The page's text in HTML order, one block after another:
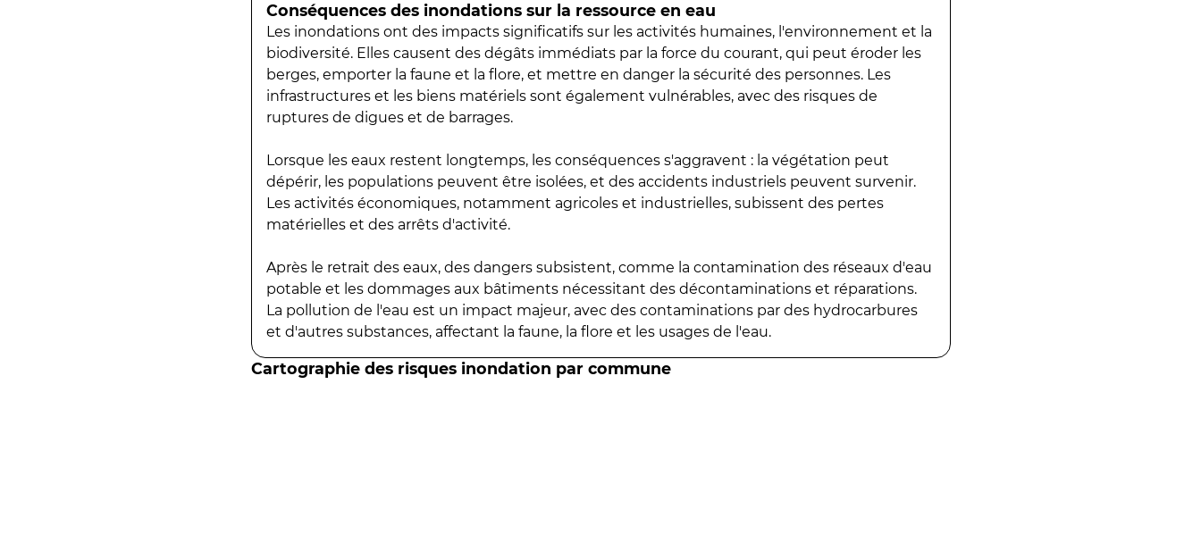
Conséquences des inondations sur la ressource en eau
Les inondations ont des impacts significatifs sur les activités humaines, l'environnement et la
biodiversité. Elles causent des dégâts immédiats par la force du courant, qui peut éroder les
berges, emporter la faune et la flore, et mettre en danger la sécurité des personnes. Les
infrastructures et les biens matériels sont également vulnérables, avec des risques de
ruptures de digues et de barrages.
Lorsque les eaux restent longtemps, les conséquences s'aggravent : la végétation peut
dépérir, les populations peuvent être isolées, et des accidents industriels peuvent survenir.
Les activités économiques, notamment agricoles et industrielles, subissent des pertes
matérielles et des arrêts d'activité.
Après le retrait des eaux, des dangers subsistent, comme la contamination des réseaux d'eau
potable et les dommages aux bâtiments nécessitant des décontaminations et réparations.
La pollution de l'eau est un impact majeur, avec des contaminations par des hydrocarbures
et d'autres substances, affectant la faune, la flore et les usages de l'eau.
Cartographie des risques inondation par commune